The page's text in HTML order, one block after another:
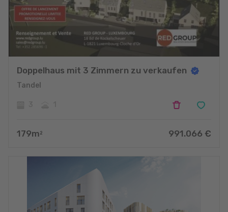
Doppelhaus mit 3 Zimmern zu verkaufen
Tandel
179m 2 991.066 €